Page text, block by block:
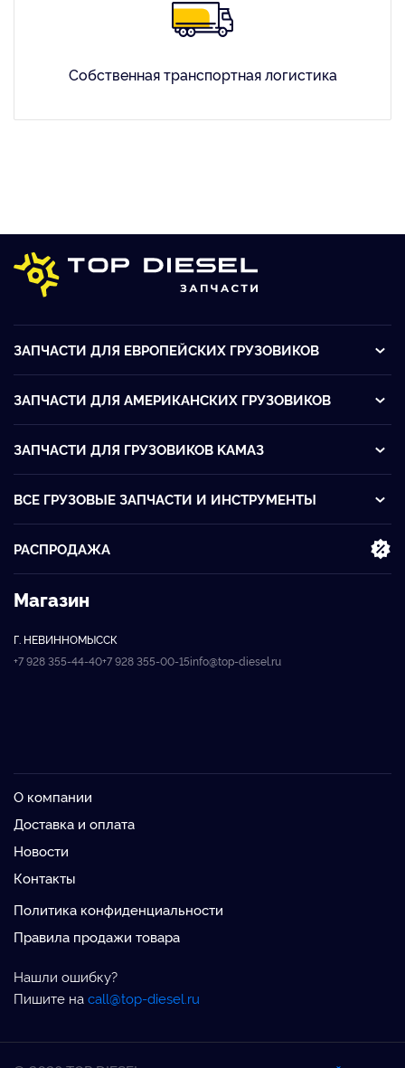
Собственная транспортная логистика
ЗАПЧАСТИ ДЛЯ ЕВРОПЕЙСКИХ ГРУЗОВИКОВ
ЗАПЧАСТИ ДЛЯ АМЕРИКАНСКИХ ГРУЗОВИКОВ
ЗАПЧАСТИ ДЛЯ ГРУЗОВИКОВ KАМАЗ
ВСЕ ГРУЗОВЫЕ ЗАПЧАСТИ И ИНСТРУМЕНТЫ
РАСПРОДАЖА
Магазин
Г. НЕВИННОМЫССК
+7 928 355-44-40+7 928 355-00-15info@top-diesel.ru
О компании
Доставка и оплата
Новости
Контакты
Политика конфиденциальности
Правила продажи товара
Нашли ошибку?
Пишите наcall@top-diesel.ru